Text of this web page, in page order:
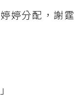
婷分配，謝霆